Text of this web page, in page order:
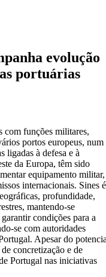
evolução
portuárias
com funções militares,
portos europeus, num
ligadas à defesa e à
da Europa, têm sido
equipamento militar,
internacionais. Sines é
profundidade,
mantendo-se
condições para a
se com autoridades
Apesar do
concretização e de
Portugal nas iniciativas